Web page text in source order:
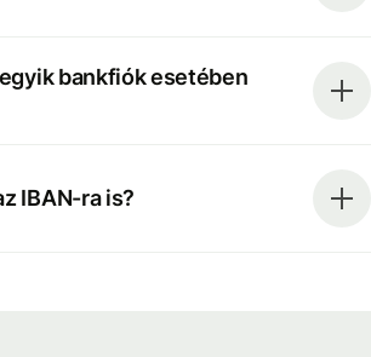
bankfiók esetében
IBAN-ra is?